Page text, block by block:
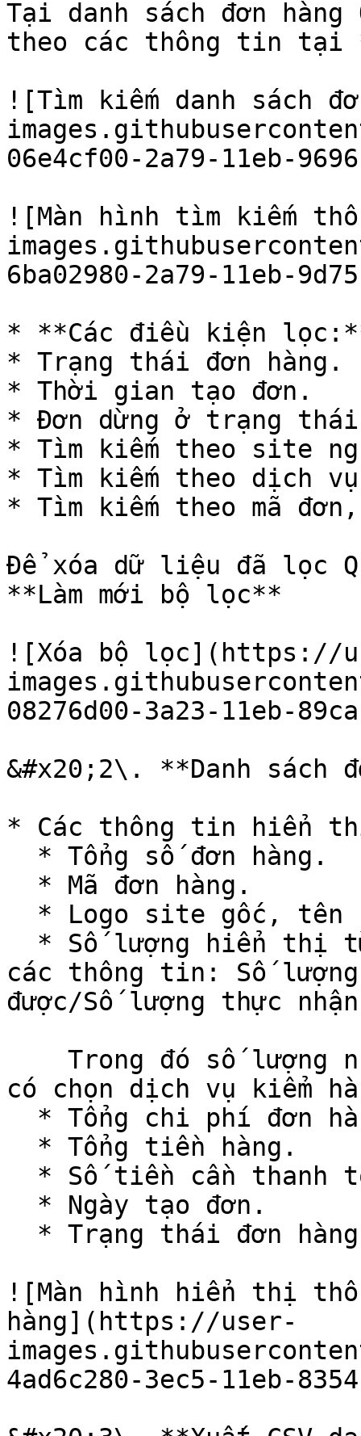
Tại danh sách đơn
theo các thông tin tại
![Tìm kiếm danh sách
06e4cf00-2a79-11eb-
![Màn hình tìm kiếm
6ba02980-2a79-11eb-
* **Các điều kiện
* Trạng thái đơn hàng.
* Thời gian tạo đơn.
* Đơn dừng ở trạng
* Tìm kiếm theo site
* Tìm kiếm theo dịch
* Tìm kiếm theo mã
Để xóa dữ liệu đã lọc
**Làm mới bộ lọc**
![Xóa bộ lọc](https://
08276d00-3a23-11eb-
&#x20;2\. **Danh sách
* Các thông tin hiển
các thông tin: Số
được/Số lượng thực
có chọn dịch vụ kiểm
![Màn hình hiển thị
hàng](https://user-
4ad6c280-3ec5-11eb-